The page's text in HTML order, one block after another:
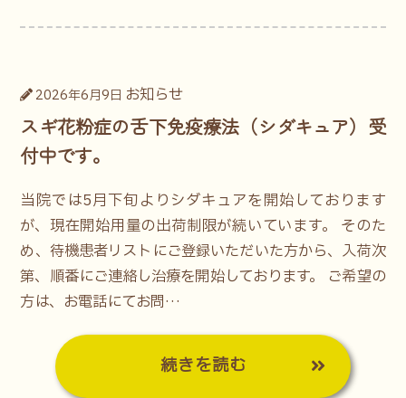
2026年6月9日 お知らせ
スギ花粉症の舌下免疫療法（シダキュア）受
付中です。
当院では5月下旬よりシダキュアを開始しております
が、現在開始用量の出荷制限が続いています。 そのた
め、待機患者リストにご登録いただいた方から、入荷次
第、順番にご連絡し治療を開始しております。 ご希望の
方は、お電話にてお問…
続きを読む